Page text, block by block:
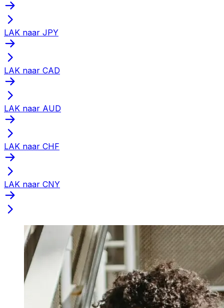
LAK naar JPY
LAK naar CAD
LAK naar AUD
LAK naar CHF
LAK naar CNY